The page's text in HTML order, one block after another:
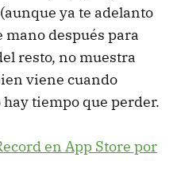
ya te adelanto
después para
resto, no muestra
viene cuando
tiempo que perder.
en App Store por